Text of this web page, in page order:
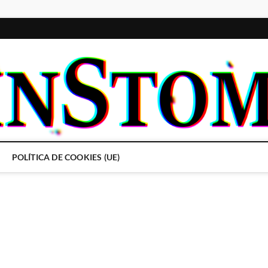
POLÍTICA DE COOKIES (UE)